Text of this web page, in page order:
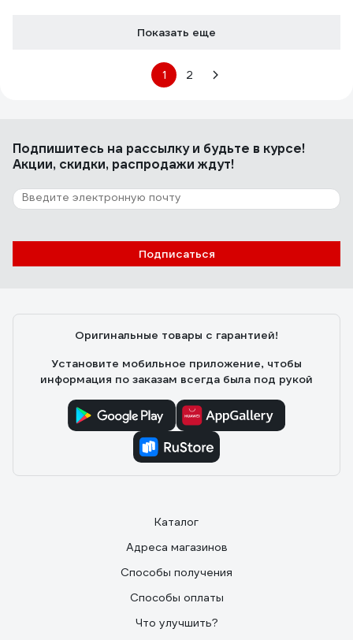
Показать еще
1 2
Подпишитесь на рассылкуи будьте в курсе!
Акции, скидки, распродажи ждут!
Подписаться
Оригинальные товары с гарантией!
Установите мобильное приложение, чтобы
информация по заказам всегда была под рукой
Каталог
Адреса магазинов
Способы получения
Способы оплаты
Что улучшить?